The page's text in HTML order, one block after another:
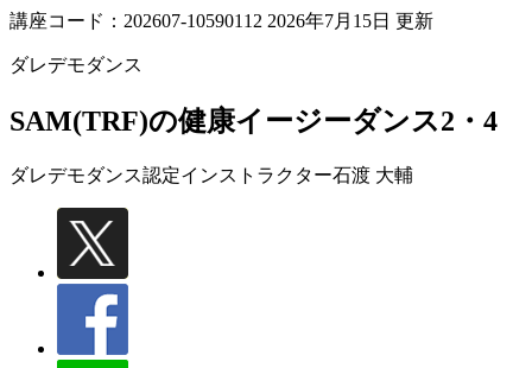
講座コード：202607-10590112 2026年7月15日 更新
ダレデモダンス
SAM(TRF)の健康イージーダンス2・4
ダレデモダンス認定インストラクター石渡 大輔